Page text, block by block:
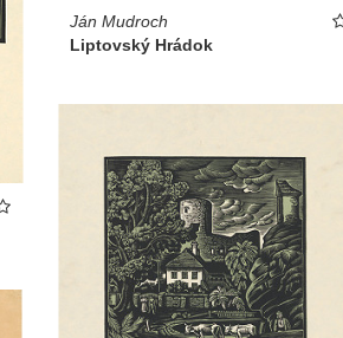
Ján Mudroch
Liptovský Hrádok